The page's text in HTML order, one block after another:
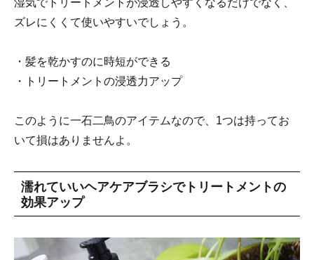
湿気でトリートメントが浸透しやすくなるだけでなく、
ズレにくくて使いやすいでしょう。
・髪を乾かすのに時短ができる
・トリートメントの浸透力アップ
このように一石二鳥のアイテムなので、1つは持ってお
いて損はありませんよ。
濡れていいヘアケアブラシでトリートメントの
効果アップ